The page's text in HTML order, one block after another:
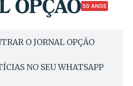
50 ANOS
O JORNAL OPÇÃO
NO SEU WHATSAPP